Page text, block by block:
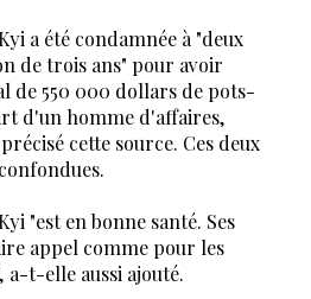
a été condamnée à "deux
de trois ans" pour avoir
de 550 000 dollars de pots-
d'un homme d'affaires,
cette source. Ces deux
"est en bonne santé. Ses
appel comme pour les
a-t-elle aussi ajouté.